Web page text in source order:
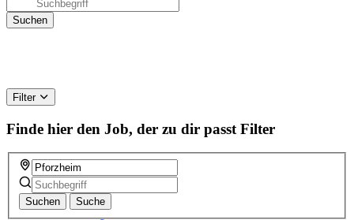
Filter
Finde hier den Job, der zu dir passt Filter
Suchen Suche